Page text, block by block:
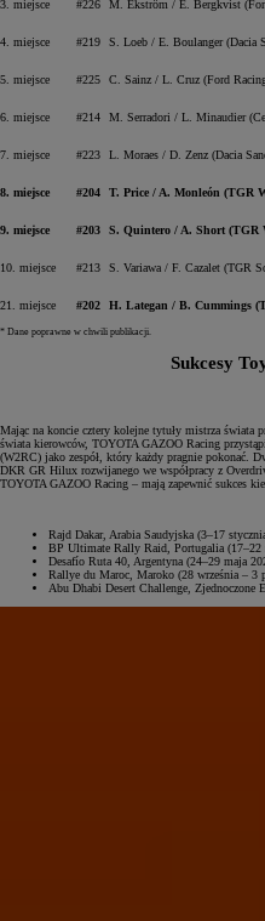
3. miejsce #226 M. Ekström / E. Bergkvist
4. miejsce #219 S. Loeb / E. Boulanger (Dacia
5. miejsce #225 C. Sainz / L. Cruz (Ford
6. miejsce #214 M. Serradori / L. Minaudier
7. miejsce #223 L. Moraes / D. Zenz (Dacia
8. miejsce #204 T. Price / A. Monleón (TGR
9. miejsce #203 S. Quintero / A. Short (TGR
10. miejsce #213 S. Variawa / F. Cazalet (TGR
21. miejsce #202 H. Lategan / B. Cummings
* Dane poprawne w chwili publikacji.
Sukcesy
Mając na koncie cztery kolejne tytuły mistrza świata
świata kierowców, TOYOTA GAZOO Racing
(W2RC) jako zespół, który każdy pragnie pokonać.
DKR GR Hilux rozwijanego we współpracy z
TOYOTA GAZOO Racing – mają zapewnić sukces
Rajd Dakar, Arabia Saudyjska (3–17
BP Ultimate Rally Raid, Portugalia (17–22
Desafío Ruta 40, Argentyna (24–29 maja
Rallye du Maroc, Maroko (28 września – 3
Abu Dhabi Desert Challenge, Zjednoczone